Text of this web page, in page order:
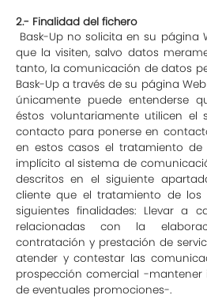
2.- Finalidad del fichero
Bask-Up no solicita en su página
que la visiten, salvo datos
tanto, la comunicación de datos
Bask-Up a través de su página
únicamente puede entenderse
éstos voluntariamente utilicen el
contacto para ponerse en
en estos casos el tratamiento
implícito al sistema de
descritos en el siguiente
cliente que el tratamiento de los
siguientes finalidades: Llevar a
relacionadas con la
contratación y prestación de
atender y contestar las
prospección comercial -
de eventuales promociones-.